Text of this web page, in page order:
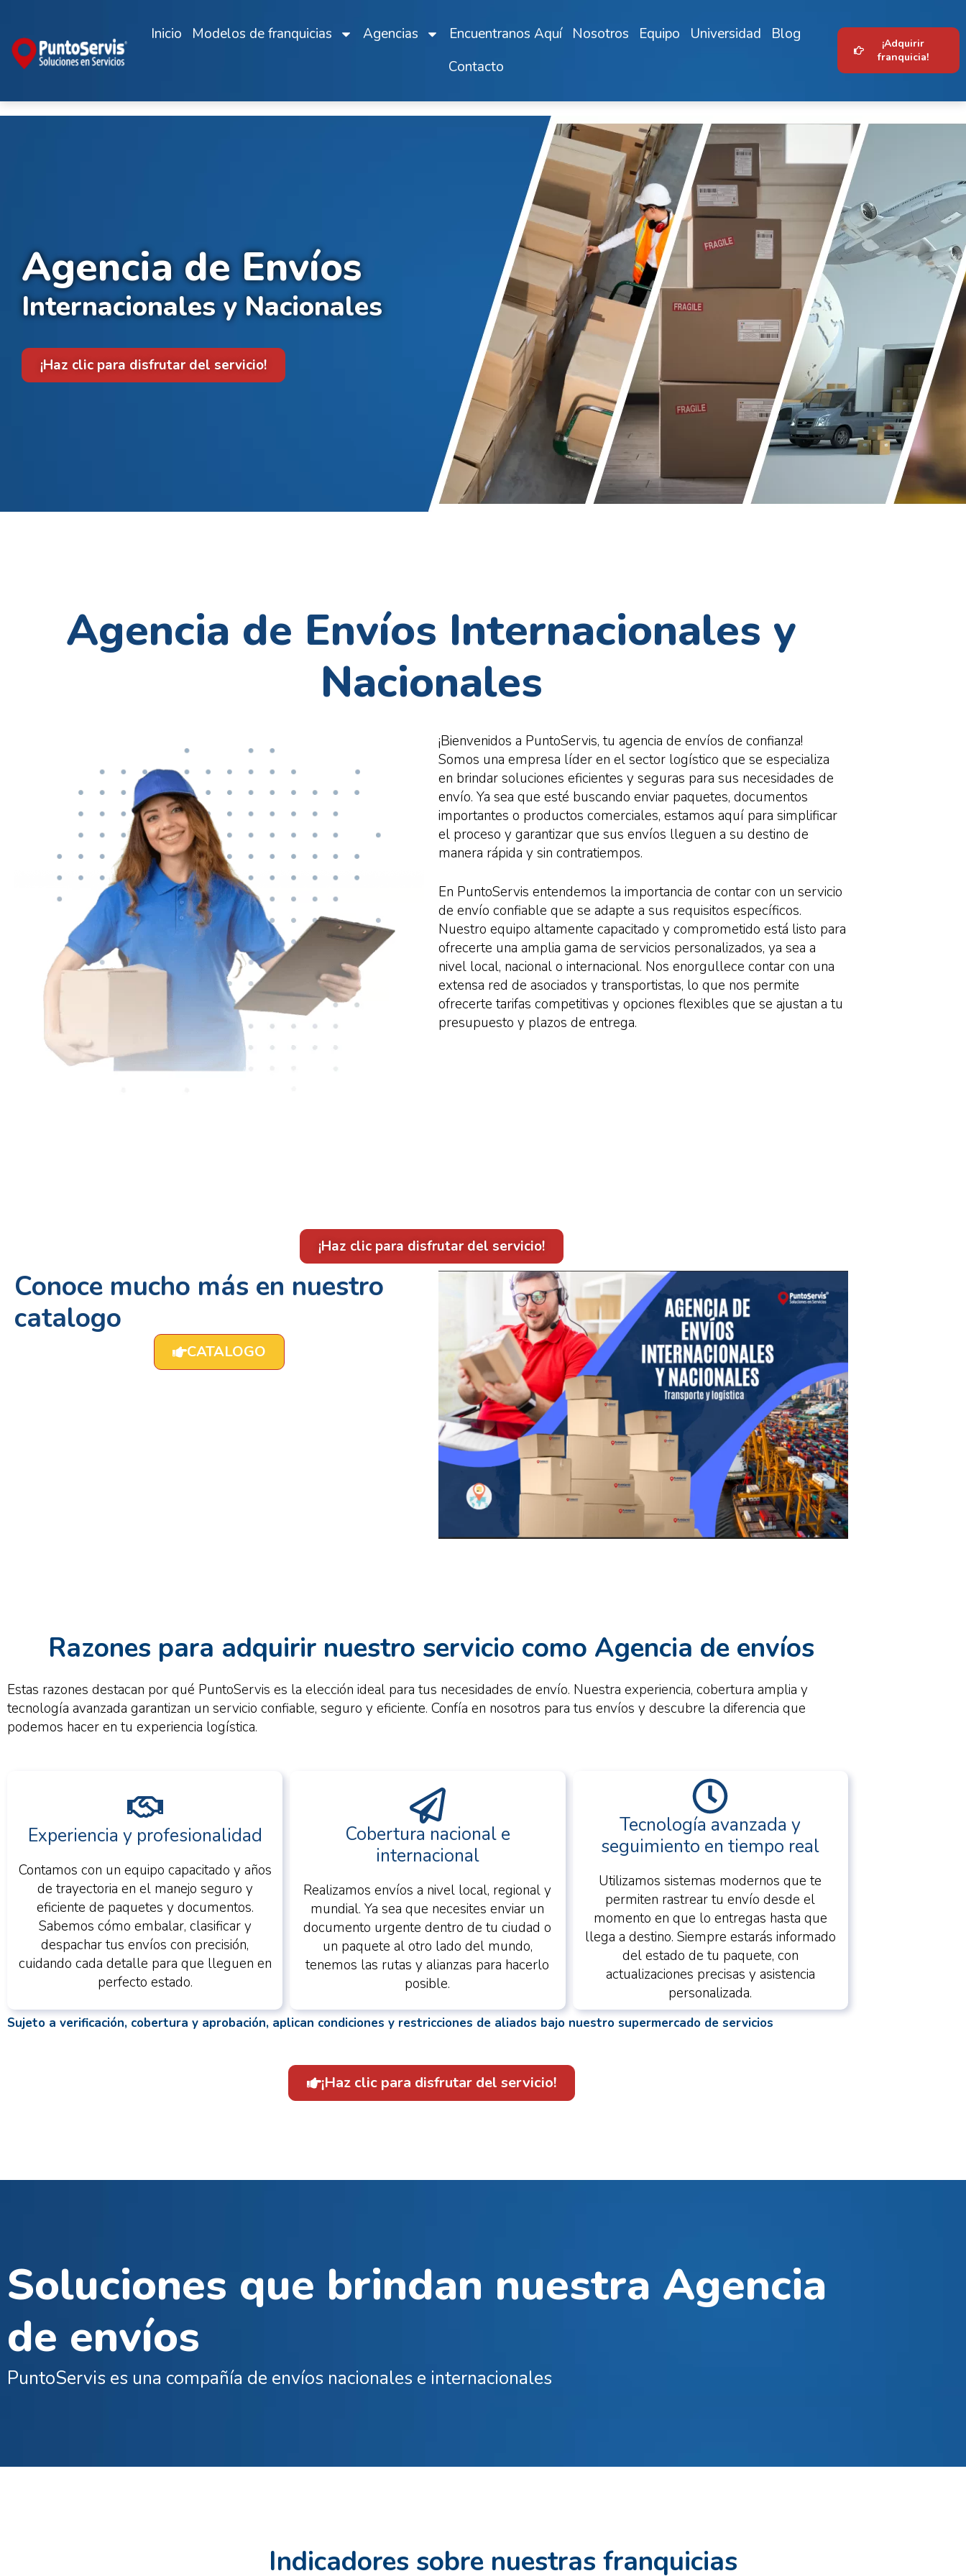
Inicio Modelos de franquicias Agencias Encuentranos Aquí Nosotros Equipo Universidad
Blog
Contacto
¡Adquirir
franquicia!
Agencia de Envíos
Internacionales y Nacionales
¡Haz clic para disfrutar del servicio!
Agencia de Envíos Internacionales y
Nacionales
¡Bienvenidos a PuntoServis, tu agencia de envíos de confianza!
Somos una empresa líder en el sector logístico que se especializa
en brindar soluciones eficientes y seguras para sus necesidades de
envío. Ya sea que esté buscando enviar paquetes, documentos
importantes o productos comerciales, estamos aquí para simplificar
el proceso y garantizar que sus envíos lleguen a su destino de
manera rápida y sin contratiempos.
En PuntoServis entendemos la importancia de contar con un servicio
de envío confiable que se adapte a sus requisitos específicos.
Nuestro equipo altamente capacitado y comprometido está listo para
ofrecerte una amplia gama de servicios personalizados, ya sea a
nivel local, nacional o internacional. Nos enorgullece contar con una
extensa red de asociados y transportistas, lo que nos permite
ofrecerte tarifas competitivas y opciones flexibles que se ajustan a tu
presupuesto y plazos de entrega.
¡Haz clic para disfrutar del servicio!
Conoce mucho más en nuestro
catalogo
CATALOGO
Razones para adquirir nuestro servicio como Agencia de envíos
Estas razones destacan por qué PuntoServis es la elección ideal para tus necesidades de envío. Nuestra experiencia, cobertura amplia y
tecnología avanzada garantizan un servicio confiable, seguro y eficiente. Confía en nosotros para tus envíos y descubre la diferencia que
podemos hacer en tu experiencia logística.
Experiencia y profesionalidad
Contamos con un equipo capacitado y años
de trayectoria en el manejo seguro y
eficiente de paquetes y documentos.
Sabemos cómo embalar, clasificar y
despachar tus envíos con precisión,
cuidando cada detalle para que lleguen en
perfecto estado.
Cobertura nacional e
internacional
Realizamos envíos a nivel local, regional y
mundial. Ya sea que necesites enviar un
documento urgente dentro de tu ciudad o
un paquete al otro lado del mundo,
tenemos las rutas y alianzas para hacerlo
posible.
Tecnología avanzada y
seguimiento en tiempo real
Utilizamos sistemas modernos que te
permiten rastrear tu envío desde el
momento en que lo entregas hasta que
llega a destino. Siempre estarás informado
del estado de tu paquete, con
actualizaciones precisas y asistencia
personalizada.
Sujeto a verificación, cobertura y aprobación, aplican condiciones y restricciones de aliados bajo nuestro supermercado de servicios
¡Haz clic para disfrutar del servicio!
Soluciones que brindan nuestra Agencia
de envíos
PuntoServis es una compañía de envíos nacionales e internacionales
Indicadores sobre nuestras franquicias